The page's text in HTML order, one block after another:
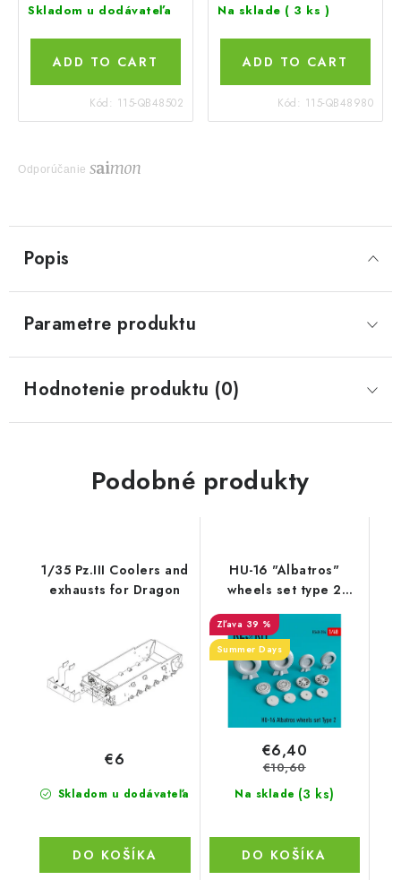
Skladom u dodávateľa
ADD TO CART
Kód: 115-QB48502
Na sklade ( 3 ks )
ADD TO CART
Kód: 115-QB48980
Odporúčanie
Popis
Parametre produktu
Hodnotenie produktu (0)
Podobné produkty
1/35 Pz.III Coolers and
exhausts for Dragon
Skladom u dodávateľa
€6
DO KOŠÍKA
HU-16 "Albatros"
wheels set type 2
(1/48)
39 %
Summer Days
Na sklade (3 ks)
€6,40
€10,60
DO KOŠÍKA